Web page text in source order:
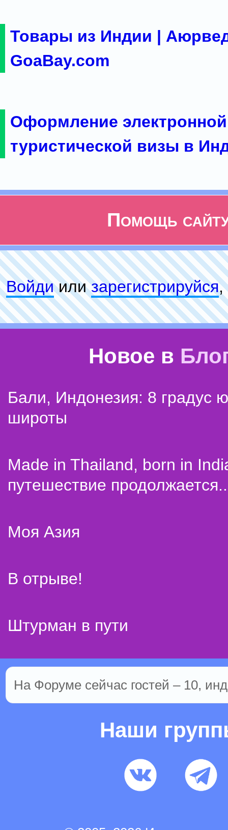
Товары из Индии |
GoaBay.com
Оформление электронной
туристической визы в
Помощь
Войдиилизарeгиcтpируйся,
Новое в
Бали, Индонезия: 8 градус
широты
Made in Thailand, born in
путешествие
Моя Азия
В отрыве!
Штурман в пути
На Форуме сейчас гостей – 10,
Наши